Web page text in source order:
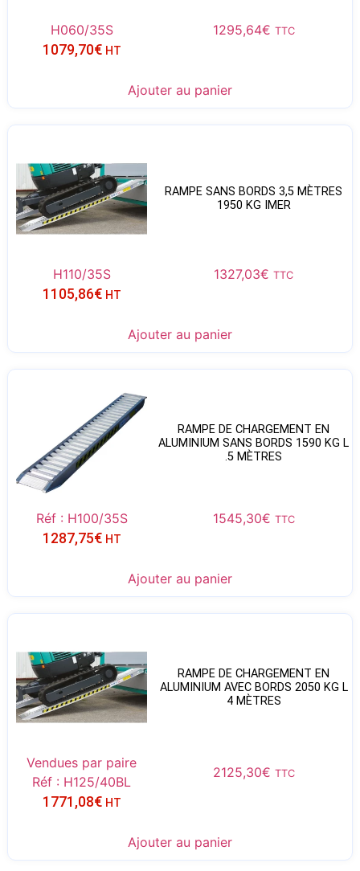
H060/35S 1295,64€ TTC
1079,70€ HT
Ajouter au panier
RAMPE SANS BORDS 3,5 MÈTRES
1950 KG IMER
H110/35S 1327,03€ TTC
1105,86€ HT
Ajouter au panier
RAMPE DE CHARGEMENT EN
ALUMINIUM SANS BORDS 1590 KG L
.5 MÈTRES
Réf : H100/35S 1545,30€ TTC
1287,75€ HT
Ajouter au panier
RAMPE DE CHARGEMENT EN
ALUMINIUM AVEC BORDS 2050 KG L
4 MÈTRES
Vendues par paire
Réf : H125/40BL
2125,30€ TTC
1771,08€ HT
Ajouter au panier